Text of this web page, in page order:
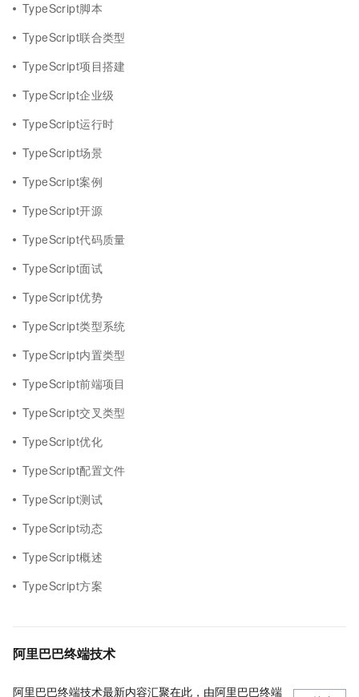
TypeScript脚本
TypeScript联合类型
TypeScript项目搭建
TypeScript企业级
TypeScript运行时
TypeScript场景
TypeScript案例
TypeScript开源
TypeScript代码质量
TypeScript面试
TypeScript优势
TypeScript类型系统
TypeScript内置类型
TypeScript前端项目
TypeScript交叉类型
TypeScript优化
TypeScript配置文件
TypeScript测试
TypeScript动态
TypeScript概述
TypeScript方案
阿里巴巴终端技术
阿里巴巴终端技术最新内容汇聚在此，由阿里巴巴终端